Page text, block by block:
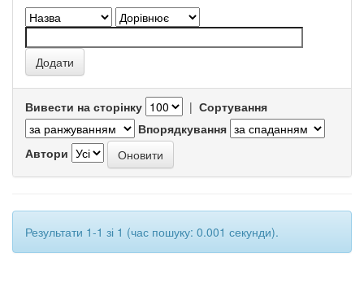
Вивести на сторінку | Сортування
Впорядкування
Автори
Результати 1-1 зі 1 (час пошуку: 0.001 секунди).